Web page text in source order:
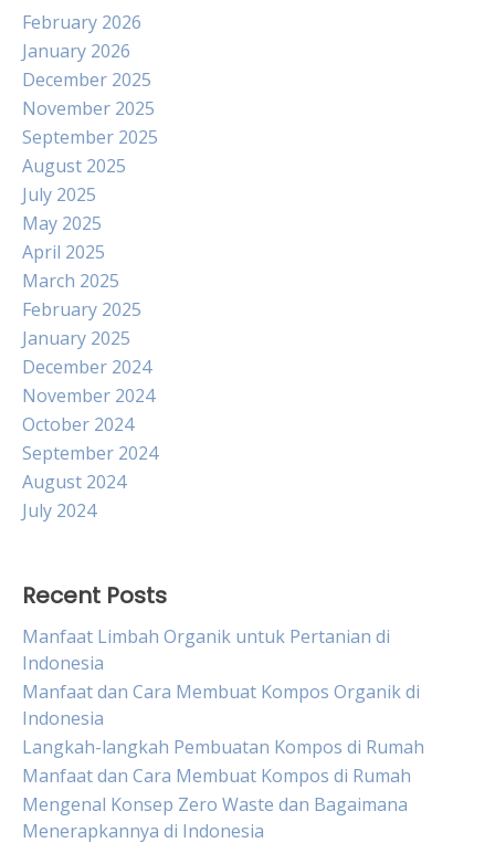
February 2026
January 2026
December 2025
November 2025
September 2025
August 2025
July 2025
May 2025
April 2025
March 2025
February 2025
January 2025
December 2024
November 2024
October 2024
September 2024
August 2024
July 2024
Recent Posts
Manfaat Limbah Organik untuk Pertanian di
Indonesia
Manfaat dan Cara Membuat Kompos Organik di
Indonesia
Langkah-langkah Pembuatan Kompos di Rumah
Manfaat dan Cara Membuat Kompos di Rumah
Mengenal Konsep Zero Waste dan Bagaimana
Menerapkannya di Indonesia